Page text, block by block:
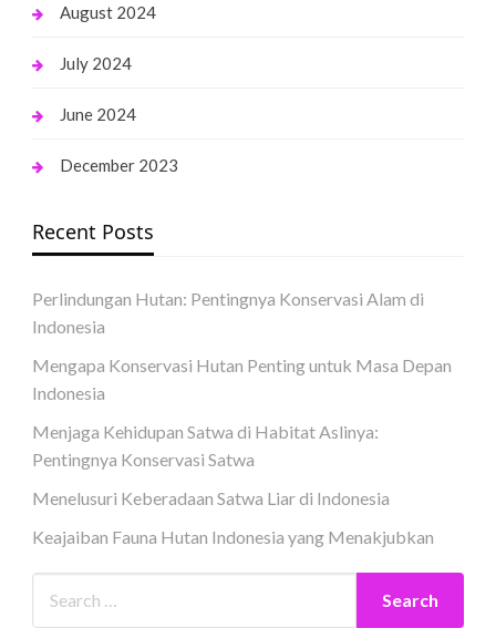
August 2024
July 2024
June 2024
December 2023
Recent Posts
Perlindungan Hutan: Pentingnya Konservasi Alam di
Indonesia
Mengapa Konservasi Hutan Penting untuk Masa Depan
Indonesia
Menjaga Kehidupan Satwa di Habitat Aslinya:
Pentingnya Konservasi Satwa
Menelusuri Keberadaan Satwa Liar di Indonesia
Keajaiban Fauna Hutan Indonesia yang Menakjubkan